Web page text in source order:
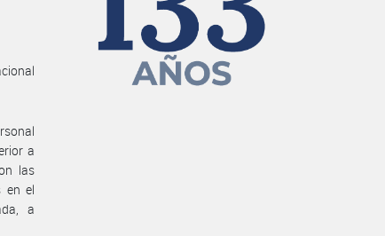
a
las
en el
a